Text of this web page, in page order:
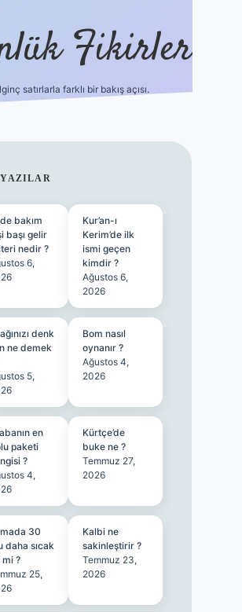
Fikirler
satırlarla farklı bir bakış açısı.
YAZILAR
bakım
başı gelir
nedir ?
6,
Kur’an-ı
Kerim’de ilk
ismi geçen
kimdir ?
Ağustos 6,
2026
denk
ne demek
5,
Bom nasıl
oynanır ?
Ağustos 4,
2026
en
paketi
?
4,
Kürtçe’de
buke ne ?
Temmuz 27,
2026
30
daha sıcak
mi ?
25,
Kalbi ne
sakinleştirir ?
Temmuz 23,
2026
betci giriş